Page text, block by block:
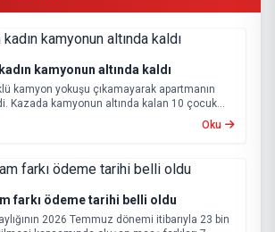
kamyonun altında kaldı
kamyon yokuşu çıkamayarak apartmanın
Kazada kamyonun altında kalan 10 çocuk
kadın hayatını kaybetti.
Oku
farkı ödeme tarihi belli oldu
2026 Temmuz dönemi itibarıyla 23 bin